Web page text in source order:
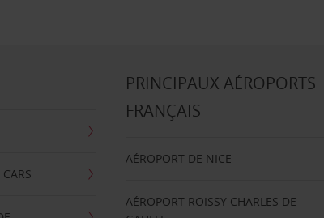
PRINCIPAUX AÉROPORTS
FRANÇAIS
AÉROPORT DE NICE
AÉROPORT ROISSY CHARLES DE